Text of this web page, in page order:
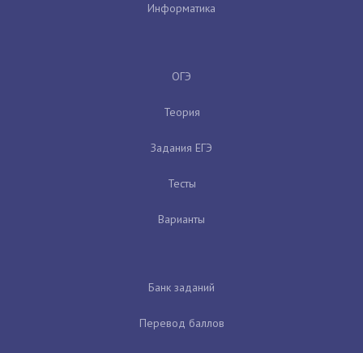
Информатика
ОГЭ
Теория
Задания ЕГЭ
Тесты
Варианты
Банк заданий
Перевод баллов